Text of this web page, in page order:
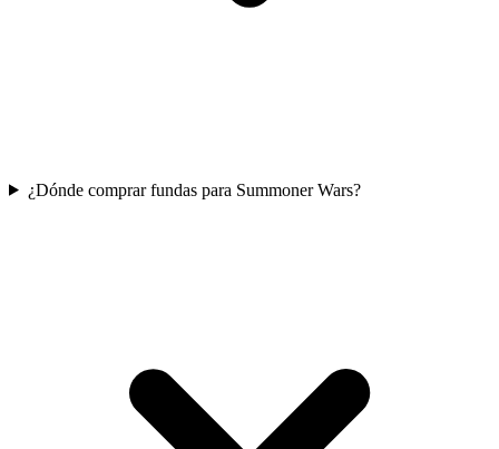
¿Dónde comprar fundas para Summoner Wars?